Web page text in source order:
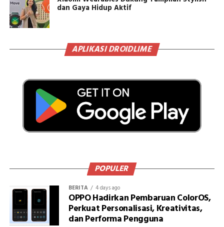
dan Gaya Hidup Aktif
APLIKASI DROIDLIME
POPULER
BERITA 4 days ago
OPPO Hadirkan Pembaruan ColorOS,
Perkuat Personalisasi, Kreativitas,
dan Performa Pengguna